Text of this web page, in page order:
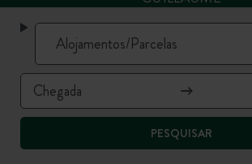
PESQUISAR